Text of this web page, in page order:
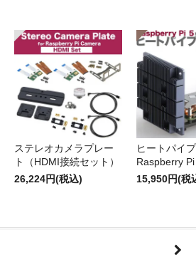
ステレオカメラプレー
ト（HDMI接続セット）
26,224円(税込)
ヒートパイ
Raspberry
15,950円(税